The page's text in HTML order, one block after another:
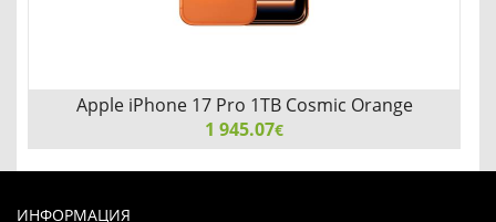
Apple iPhone 17 Pro 1TB Cosmic Orange
1 945.07€
ИНФОРМАЦИЯ